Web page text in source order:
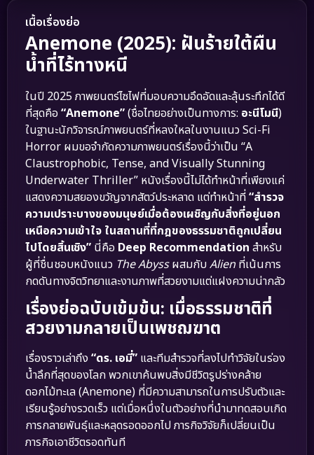
เนื้อเรื่องย่อ
Anemone (2025): ฝันร้ายใต้ผืน
น้ำที่ไร้ทางหนี
ในปี 2025 ภาพยนตร์ไซไฟที่มอบความอึดอัดและลุ้นระทึกได้ดี
ที่สุดคือ “Anemone”(ชื่อไทยอย่างเป็นทางการ: อะนีโมนี)
ในฐานะนักวิจารณ์ภาพยนตร์ที่หลงใหลในงานแนว Sci-Fi
Horror ผมขอจำกัดความภาพยนตร์เรื่องนี้ว่าเป็น “A
Claustrophobic, Tense, and Visually Stunning
Underwater Thriller” หนังเรื่องนี้ไม่ได้ทำหน้าที่เพียงแค่
แสดงความสยองขวัญจากสัตว์ประหลาด แต่ทำหน้าที่“สำรวจ
ความเปราะบางของมนุษย์เมื่อต้องเผชิญกับสิ่งที่อยู่นอก
เหนือความเข้าใจ ในสถานที่ที่กฎของธรรมชาติถูกเปลี่ยน
ไปโดยสิ้นเชิง” นี่คือ Deep Recommendation สำหรับ
ผู้ที่ชื่นชอบหนังแนว The AbyssผสมกับAlienที่เน้นการ
กดดันทางจิตวิทยาและงานภาพที่สวยงามแต่แฝงความน่ากลัว
เรื่องย่อฉบับเข้มข้น: เมื่อธรรมชาติที่
สวยงามกลายเป็นเพชฌฆาต
เรื่องราวเล่าถึง “ดร. เอมี่” และทีมสำรวจที่ลงไปทำวิจัยในร่อง
น้ำลึกที่สุดของโลก พวกเขาค้นพบสิ่งมีชีวิตรูปร่างคล้าย
ดอกไม้ทะเล (Anemone) ที่มีความสามารถในการปรับตัวและ
เรียนรู้อย่างรวดเร็ว แต่เมื่อหนึ่งในตัวอย่างที่นำมาทดสอบเกิด
การกลายพันธุ์และหลุดรอดออกไป ภารกิจวิจัยก็เปลี่ยนเป็น
ภารกิจเอาชีวิตรอดทันที